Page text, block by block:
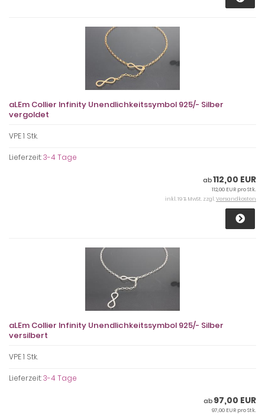
aLEm Collier Infinity Unendlichkeitssymbol 925/- Silber
vergoldet
VPE 1 Stk.
Lieferzeit:3-4 Tage
ab112,00 EUR
112,00 EUR pro Stk.
inkl. 19 % MwSt. zzgl.Versandkosten
aLEm Collier Infinity Unendlichkeitssymbol 925/- Silber
versilbert
VPE 1 Stk.
Lieferzeit:3-4 Tage
ab 97,00 EUR
97,00 EUR pro Stk.